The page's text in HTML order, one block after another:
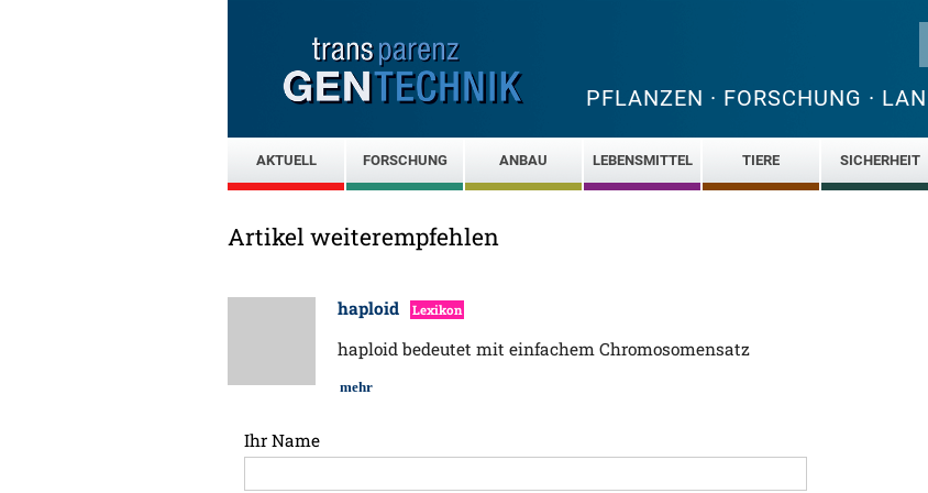
PFLANZEN · FORSCHUNG ·
AKTUELL FORSCHUNG ANBAU LEBENSMITTEL TIERE SICHERHEIT
Artikel weiterempfehlen
haploid Lexikon
haploid bedeutet mit einfachem Chromosomensatz
mehr
Ihr Name